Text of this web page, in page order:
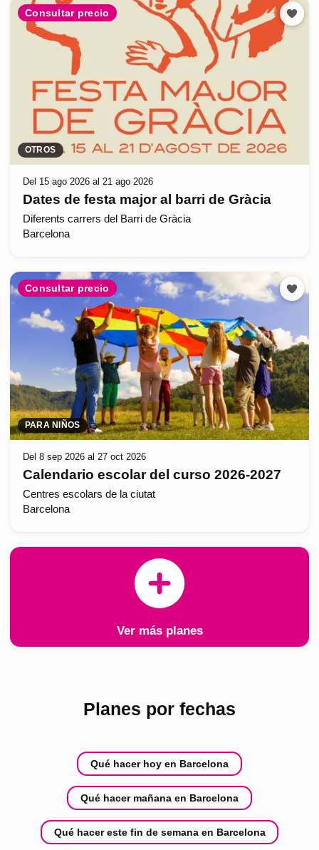
Consultar precio
OTROS
Del 15 ago 2026 al 21 ago 2026
Dates de festa major al barri de Gràcia
Diferents carrers del Barri de Gràcia
Barcelona
Consultar precio
PARA NIÑOS
Del 8 sep 2026 al 27 oct 2026
Calendario escolar del curso 2026-2027
Centres escolars de la ciutat
Barcelona
Ver más planes
Planes por fechas
Qué hacer hoy en Barcelona
Qué hacer mañana en Barcelona
Qué hacer este fin de semana en Barcelona